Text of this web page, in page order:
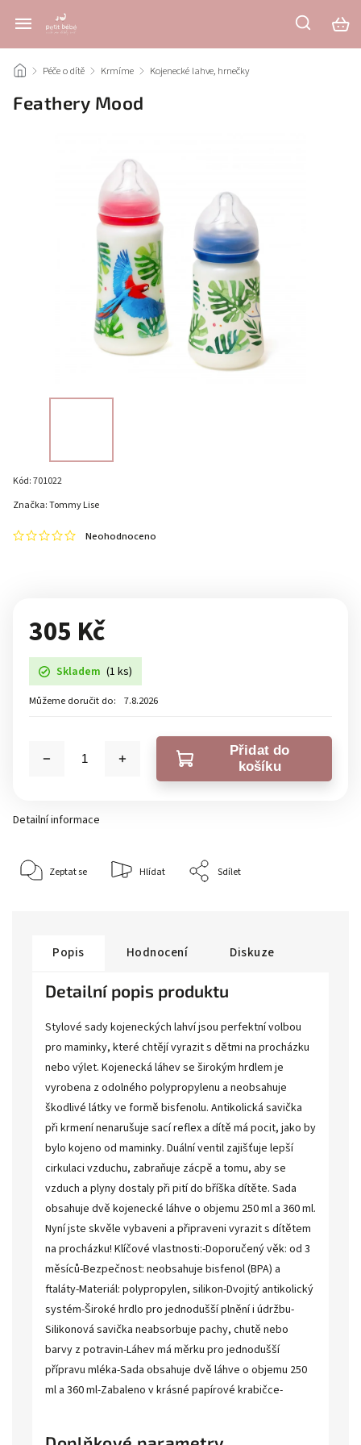
/ Péče o dítě / Krmíme / Kojenecké lahve, hrnečky
Feathery Mood
Kód:701022
Neohodnoceno
Značka:Tommy Lise
305 Kč
Skladem (1 ks)
Můžeme doručit do: 7.8.2026
Přidat do
košíku
Detailní informace
Zeptat se Hlídat Sdílet
Popis Hodnocení Diskuze
Detailní popis produktu
Stylové sady kojeneckých lahví jsou perfektní volbou
pro maminky, které chtějí vyrazit s dětmi na procházku
nebo výlet. Kojenecká láhev se širokým hrdlem je
vyrobena z odolného polypropylenu a neobsahuje
škodlivé látky ve formě bisfenolu. Antikolická savička
při krmení nenarušuje sací reflex a dítě má pocit, jako by
bylo kojeno od maminky. Duální ventil zajišťuje lepší
cirkulaci vzduchu, zabraňuje zácpě a tomu, aby se
vzduch a plyny dostaly při pití do bříška dítěte. Sada
obsahuje dvě kojenecké láhve o objemu 250 ml a 360 ml.
Nyní jste skvěle vybaveni a připraveni vyrazit s dítětem
na procházku! Klíčové vlastnosti:-Doporučený věk: od 3
měsíců-Bezpečnost: neobsahuje bisfenol (BPA) a
ftaláty-Materiál: polypropylen, silikon-Dvojitý antikolický
systém-Široké hrdlo pro jednodušší plnění i údržbu-
Silikonová savička neabsorbuje pachy, chutě nebo
barvy z potravin-Láhev má měrku pro jednodušší
přípravu mléka-Sada obsahuje dvě láhve o objemu 250
ml a 360 ml-Zabaleno v krásné papírové krabičce-